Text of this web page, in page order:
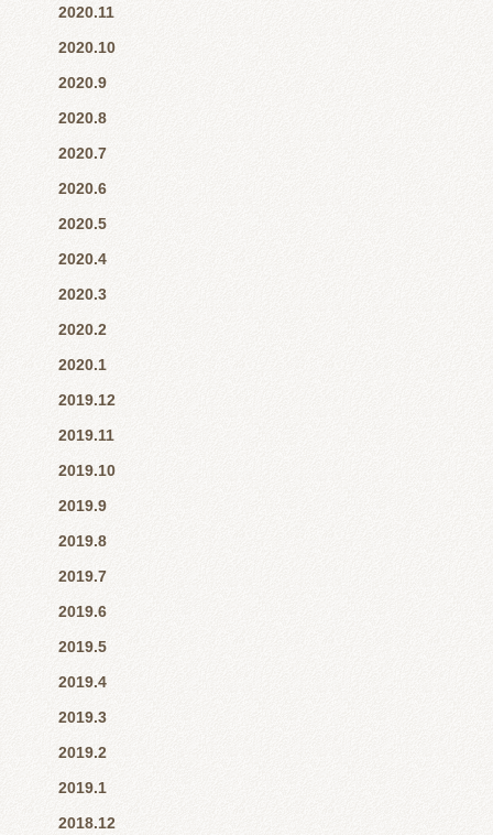
2020.11
2020.10
2020.9
2020.8
2020.7
2020.6
2020.5
2020.4
2020.3
2020.2
2020.1
2019.12
2019.11
2019.10
2019.9
2019.8
2019.7
2019.6
2019.5
2019.4
2019.3
2019.2
2019.1
2018.12